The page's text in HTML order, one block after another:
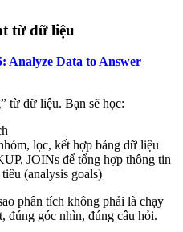
từ dữ liệu
Analyze Data to Answer
từ dữ liệu. Bạn sẽ học:
lọc, kết hợp bảng dữ liệu
JOINs để tổng hợp thông tin
(analysis goals)
phân tích không phải là chạy
đúng góc nhìn, đúng câu hỏi.